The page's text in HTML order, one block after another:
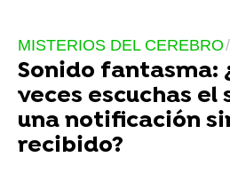
MISTERIOS DEL CEREBRO
Sonido fantasma:
veces escuchas el
una notificación
recibido?